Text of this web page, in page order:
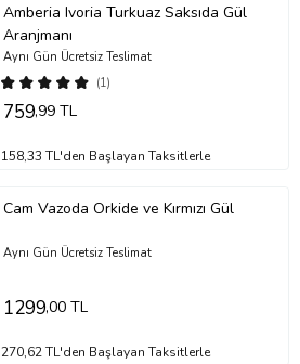
Amberia Ivoria Turkuaz Saksıda Gül
Aranjmanı
(1)
Aynı Gün Ücretsiz Teslimat
759,99 TL
158,33 TL'den Başlayan Taksitlerle
Cam Vazoda Orkide ve Kırmızı Gül
Aynı Gün Ücretsiz Teslimat
1299,00 TL
270,62 TL'den Başlayan Taksitlerle